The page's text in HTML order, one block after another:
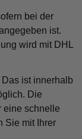
bei der
ist.
wird mit DHL
ist innerhalb
Die
eine schnelle
Sie mit Ihrer